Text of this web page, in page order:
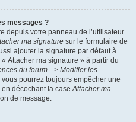
messages ?
depuis votre panneau de l’utilisateur.
ma signature sur le formulaire de
ajouter la signature par défaut à
Attacher ma signature » à partir du
du forum --> Modifier les
vous pourrez toujours empêcher une
en décochant la caseAttacher ma
de message.